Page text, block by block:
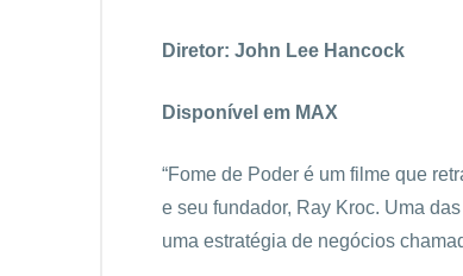
Diretor: John Lee Hancock
Disponível em MAX
“Fome de Poder é um filme que
e seu fundador, Ray Kroc. Uma
uma estratégia de negócios